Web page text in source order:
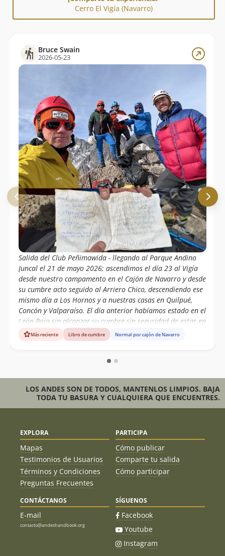
Cerro El Vigía (Navarro)
Bruce Swain
2026-05-23
Salida del Club Peñimawida - llegando al Parque Andino
Juncal el 21 de mayo 2026; ascendimos el día 23 al Vigía
desde nuestro campamento en el Cajón de Navarro y desde
su cumbre acto seguido al Arriero Chico, descendiendo ese
mismo día a Los Hornos y a nuestras casas en Quilpué,
Concón y Valparaíso. El día anterior habíamos estado en el
León Rojo sin alcanzar su cumbre sin seguridad de estar en
la ruta correcta. Bajo piedras permanece lo que queda del
testimonio de los primeros ascensionistas al Vigía, cordada
Libro de Cumbre que dejó Evelio Echeverría el año 1998 en
sería la cuarta ascensión a esta cumbre.
Más reciente Libro de cumbre Normal por cajón de Navarro
LOS ANDES SON DE TODOS, MANTENLOS LIMPIOS. BAJA
TODA TU BASURA Y CUALQUIERA QUE ENCUENTRES.
EXPLORA
Mapas
Testimonios de Usuarios
Términos y Condiciones
Preguntas Frecuentes
PARTICIPA
Cómo publicar
Comparte tu salida
Cómo participar
CONTÁCTANOS
E-mail
contacto@andeshandbook.org
SÍGUENOS
Facebook
Youtube
Instagram